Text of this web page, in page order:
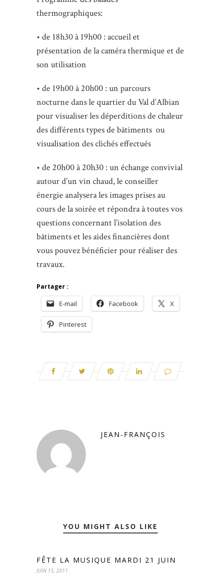
thermographiques:
• de 18h30 à 19h00 : accueil et
présentation de la caméra thermique et de
son utilisation
• de 19h00 à 20h00 : un parcours
nocturne dans le quartier du Val d’Albian
pour visualiser les déperditions de chaleur
des différents types de bâtiments ou
visualisation des clichés effectués
• de 20h00 à 20h30 : un échange convivial
autour d’un vin chaud, le conseiller
énergie analysera les images prises au
cours de la soirée et répondra à toutes vos
questions concernant l’isolation des
bâtiments et les aides financières dont
vous pouvez bénéficier pour réaliser des
travaux.
Partager :
E-mail Facebook X
Pinterest
JEAN-FRANÇOIS
YOU MIGHT ALSO LIKE
FÊTE LA MUSIQUE MARDI 21 JUIN
JUIN 15, 2011